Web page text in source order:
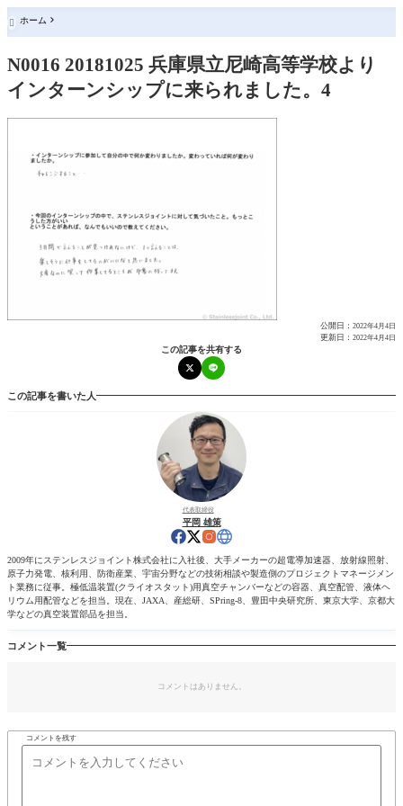
 ホーム
N0016 20181025 兵庫県立尼崎高等学校より
インターンシップに来られました。4
公開日： 2022年4月4日
更新日： 2022年4月4日
この記事を共有する
この記事を書いた人
代表取締役
平岡 雄策
2009年にステンレスジョイント株式会社に入社後、大手メーカーの超電導加速器、放射線照射、
原子力発電、核利用、防衛産業、宇宙分野などの技術相談や製造側のプロジェクトマネージメン
ト業務に従事。極低温装置(クライオスタット)用真空チャンバーなどの容器、真空配管、液体ヘ
リウム用配管などを担当。現在、JAXA、産総研、SPring-8、豊田中央研究所、東京大学、京都大
学などの真空装置部品を担当。
コメント一覧
コメントはありません。
コメントを残す